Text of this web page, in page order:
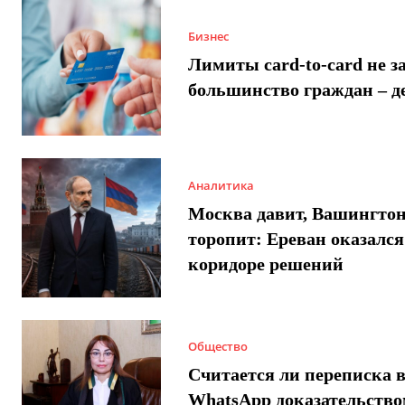
Бизнес
Лимиты card-to-card не
большинство граждан –
Аналитика
Москва давит, Вашингтон
торопит: Ереван
коридоре решений
Общество
Считается ли переписка в
WhatsApp